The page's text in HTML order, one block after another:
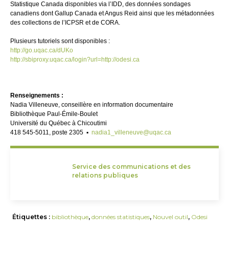
Statistique Canada disponibles via l’IDD, des données sondages
canadiens dont Gallup Canada et Angus Reid ainsi que les métadonnées
des collections de l’ICPSR et de CORA.
Plusieurs tutoriels sont disponibles :
http://go.uqac.ca/dUKo
http://sbiproxy.uqac.ca/login?url=http://odesi.ca
Renseignements :
Nadia Villeneuve, conseillère en information documentaire
Bibliothèque Paul-Émile-Boulet
Université du Québec à Chicoutimi
418 545-5011, poste 2305 ▪ nadia1_villeneuve@uqac.ca
Service des communications et des
relations publiques
Étiquettes : bibliothèque,données statistiques, Nouvel outil, Odesi